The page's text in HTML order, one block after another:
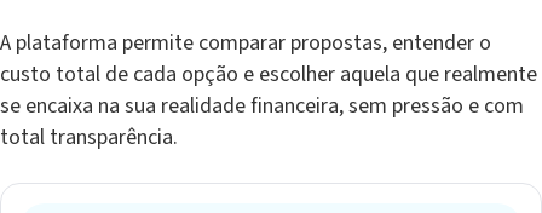
A plataforma permite comparar propostas, entender o
custo total de cada opção e escolher aquela que realmente
se encaixa na sua realidade financeira, sem pressão e com
total transparência.